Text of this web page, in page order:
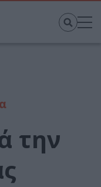
την